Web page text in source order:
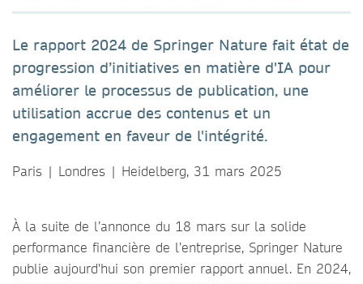
Le rapport 2024 de Springer Nature fait état de
progression d’initiatives en matière d'IA pour
améliorer le processus de publication, une
utilisation accrue des contenus et un
engagement en faveur de l'intégrité.
Paris | Londres | Heidelberg, 31 mars 2025
À la suite de l’annonce du 18 mars sur la solide
performance financière de l’entreprise, Springer Nature
publie aujourd'hui son premier rapport annuel. En 2024,